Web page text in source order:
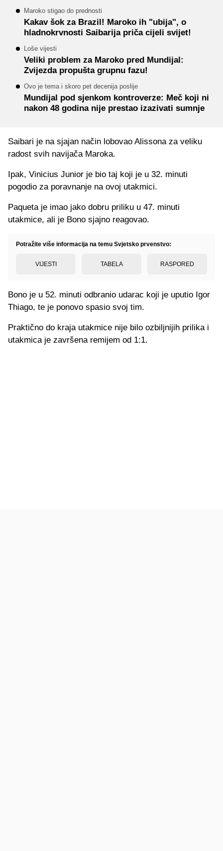
Maroko stigao do prednosti
Kakav šok za Brazil! Maroko ih "ubija", o
hladnokrvnosti Saibarija priča cijeli svijet!
Loše vijesti
Veliki problem za Maroko pred Mundijal:
Zvijezda propušta grupnu fazu!
Ovo je tema i skoro pet decenija poslije
Mundijal pod sjenkom kontroverze: Meč koji ni
nakon 48 godina nije prestao izazivati sumnje
Saibari je na sjajan način lobovao Alissona za veliku
radost svih navijača Maroka.
Ipak, Vinicius Junior je bio taj koji je u 32. minuti
pogodio za poravnanje na ovoj utakmici.
Paqueta je imao jako dobru priliku u 47. minuti
utakmice, ali je Bono sjajno reagovao.
Potražite više informacija na temu Svjetsko prvenstvo:
VIJESTI TABELA RASPORED
Bono je u 52. minuti odbranio udarac koji je uputio Igor
Thiago, te je ponovo spasio svoj tim.
Praktično do kraja utakmice nije bilo ozbiljnijih prilika i
utakmica je završena remijem od 1:1.